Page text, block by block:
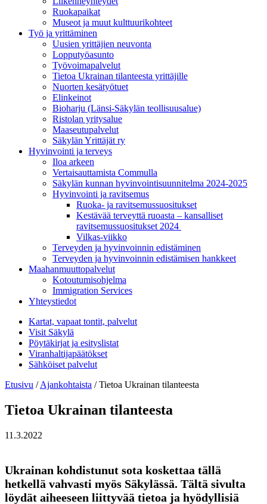
Ruokapaikat
Museot ja muut kulttuurikohteet
Työ ja yrittä­minen
Uusien yrittäjien neuvonta
Lopputyöasunto
Työvoimapalvelut
Tietoa Ukrainan tilanteesta yrittäjille
Nuorten kesätyötuet
Elinkeinot
Bioharju (Länsi-Säkylän teollisuusalue)
Ristolan yritysalue
Maaseutupalvelut
Säkylän Yrittäjät ry
Hyvinvointi ja terveys
Iloa arkeen
Vertaisauttamista Commulla
Säkylän kunnan hyvinvointisuunnitelma 2024-2025
Hyvinvointi ja ravitsemus
Ruoka- ja ravitsemussuositukset
Kestävää terveyttä ruoasta – kansalliset
ravitsemussuositukset 2024
Vilkas-viikko
Terveyden ja hyvinvoinnin edistäminen
Terveyden ja hyvinvoinnin edistämisen hankkeet
Maahanmuuttopalvelut
Kotoutumisohjelma
Immigration Services
Yhteystiedot
Kartat, vapaat tontit, palvelut
Visit Säkylä
Pöytäkirjat ja esityslistat
Viranhaltijapäätökset
Sähköiset palvelut
Etusivu /Ajankohtaista /Tietoa Ukrainan tilanteesta
Tietoa Ukrainan tilanteesta
11.3.2022
Ukrainan kohdistunut sota koskettaa tällä
hetkellä vahvasti myös Säkylässä. Tältä sivulta
löydät aiheeseen liittyvää tietoa ja hyödyllisiä